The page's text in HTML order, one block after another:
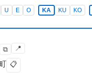
U E O KA KU KO
⧉ 📍
📋